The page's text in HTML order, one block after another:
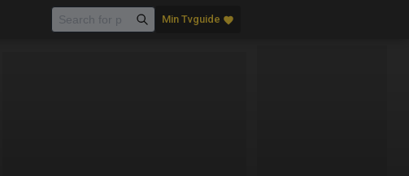
Min Tvguide favorite